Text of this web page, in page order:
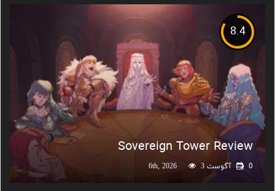
8.4
Sovereign Tower Review
آگوست 6th, 2026 3 0